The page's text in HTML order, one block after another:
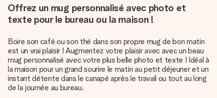
Offrez un mug personnalisé avec photo et
texte pour le bureau ou la maison !
Boire son café ou son thé dans son propre mug de bon matin
est un vrai plaisir ! Augmentez votre plaisir avec avec un beau
mug personnalisé avec votre plus belle photo et texte ! Idéal à
la maison pour un grand sourire le matin au petit déjeuner et un
instant détente dans le canapé après le travail ou tout au long
de la journée au bureau.